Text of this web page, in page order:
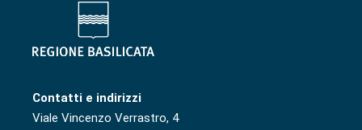
Contatti e indirizzi
Viale Vincenzo Verrastro, 4